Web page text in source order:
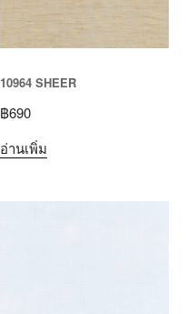
10964 SHEER
฿690
อ่านเพิ่ม